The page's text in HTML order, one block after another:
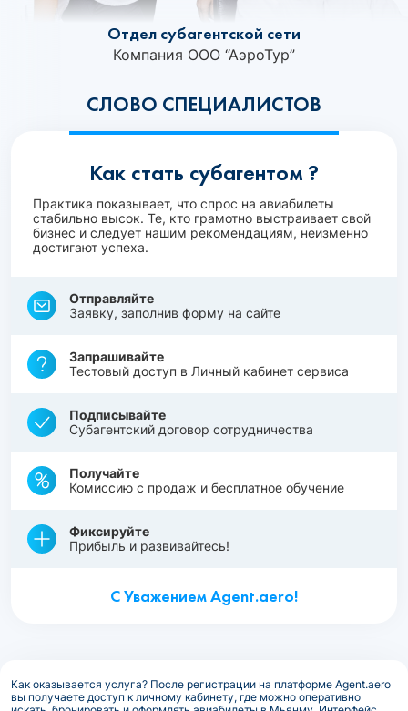
СЛОВО СПЕЦИАЛИСТОВ
Отдел субагентской сети
Компания ООО “АэроТур”
Как стать субагентом ?
Практика показывает, что спрос на авиабилеты
стабильно высок. Те, кто грамотно выстраивает свой
бизнес и следует нашим рекомендациям, неизменно
достигают успеха.
Отправляйте
Заявку, заполнив форму на сайте
Запрашивайте
Тестовый доступ в Личный кабинет сервиса
Подписывайте
Субагентский договор сотрудничества
Получайте
Комиссию с продаж и бесплатное обучение
Фиксируйте
Прибыль и развивайтесь!
С Уважением Agent.aero!
Как оказывается услуга? После регистрации на платформе Agent.aero
вы получаете доступ к личному кабинету, где можно оперативно